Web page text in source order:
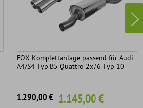
FOX Komplettanlage passend für Audi
A4/S4 Typ B5 Quattro 2x76 Typ 10
1.290,00 € 1.145,00 €